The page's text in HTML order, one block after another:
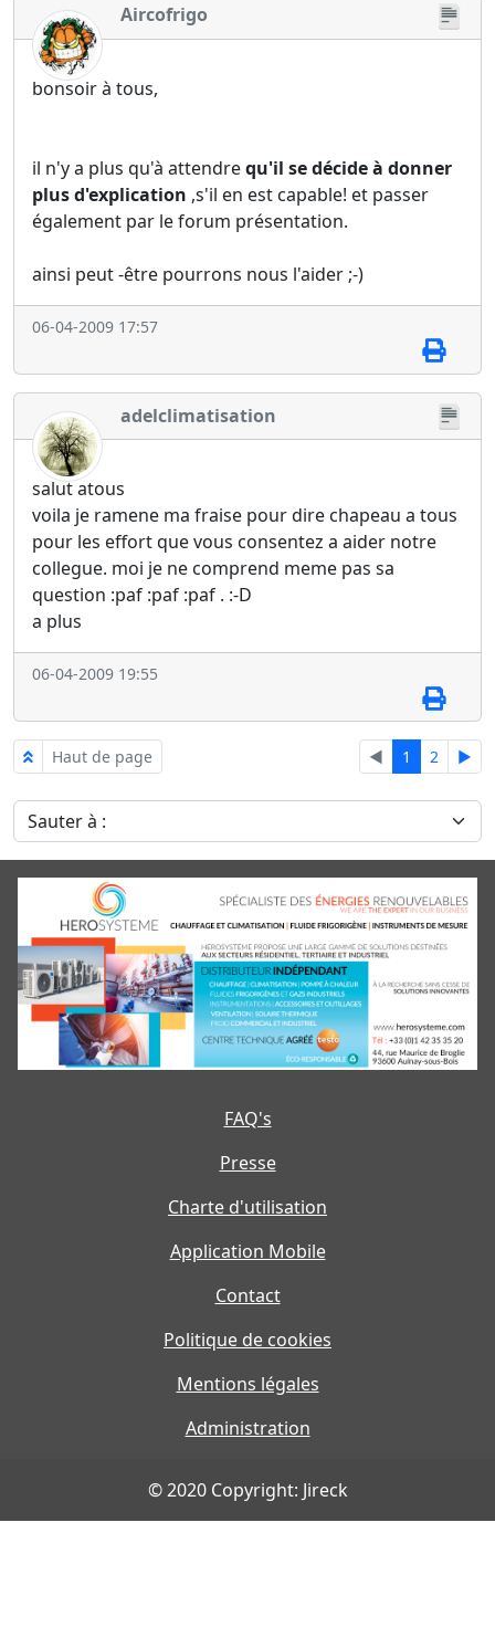
Aircofrigo
bonsoir à tous,
il n'y a plus qu'à attendrequ'il se décide à donner
plus d'explication ,s'il en est capable! et passer
également par le forum présentation.
ainsi peut -être pourrons nous l'aider ;-)
06-04-2009 17:57
adelclimatisation
salut atous
voila je ramene ma fraise pour dire chapeau a tous
pour les effort que vous consentez a aider notre
collegue. moi je ne comprend meme pas sa
question :paf :paf :paf . :-D
a plus
06-04-2009 19:55
Haut de page ◄ 1 2 ►
Sauter à :
FAQ's
Presse
Charte d'utilisation
Application Mobile
Contact
Politique de cookies
Mentions légales
Administration
© 2020 Copyright: Jireck